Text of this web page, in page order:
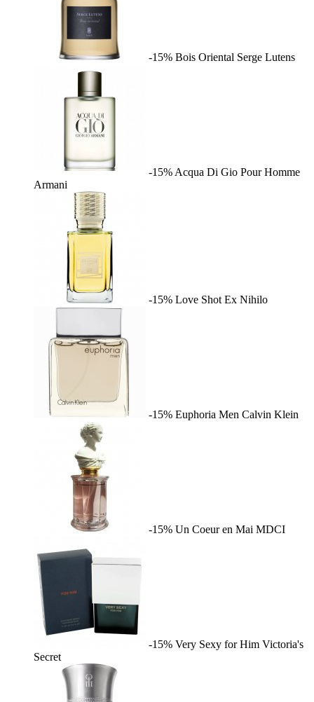
-15% Bois Oriental Serge Lutens
-15% Acqua Di Gio Pour Homme
Armani
-15% Love Shot Ex Nihilo
-15% Euphoria Men Calvin Klein
-15% Un Coeur en Mai MDCI
-15% Very Sexy for Him Victoria's
Secret